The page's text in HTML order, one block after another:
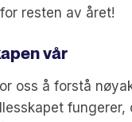
resten av året!
vår
oss å forstå
fungerer,